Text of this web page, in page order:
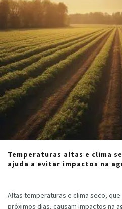
Temperaturas altas e clima
ajuda a evitar impactos na
Altas temperaturas e clima seco,
próximos dias, causam impactos na